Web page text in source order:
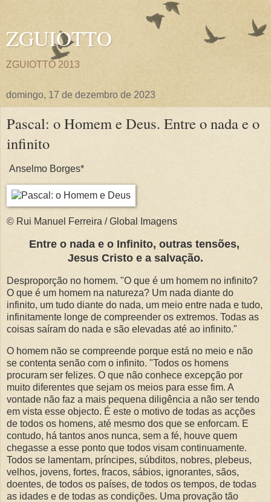
ZGUIOTTO
ZGUIOTTO 2013
domingo, 17 de dezembro de 2023
Pascal: o Homem e Deus. Entre o nada e o
infinito
Anselmo Borges*
© Rui Manuel Ferreira / Global Imagens
Entre o nada e o Infinito, outras tensões,
Jesus Cristo e a salvação.
Desproporção no homem. "O que é um homem no infinito?
O que é um homem na natureza? Um nada diante do
infinito, um tudo diante do nada, um meio entre nada e tudo,
infinitamente longe de compreender os extremos. Todas as
coisas saíram do nada e são elevadas até ao infinito."
O homem não se compreende porque está no meio e não
se contenta senão com o infinito. "Todos os homens
procuram ser felizes. O que não conhece excepção por
muito diferentes que sejam os meios para esse fim. A
vontade não faz a mais pequena diligência a não ser tendo
em vista esse objecto. É este o motivo de todas as acções
de todos os homens, até mesmo dos que se enforcam. E
contudo, há tantos anos nunca, sem a fé, houve quem
chegasse a esse ponto que todos visam continuamente.
Todos se lamentam, príncipes, súbditos, nobres, plebeus,
velhos, jovens, fortes, fracos, sábios, ignorantes, sãos,
doentes, de todos os países, de todos os tempos, de todas
as idades e de todas as condições. Uma provação tão